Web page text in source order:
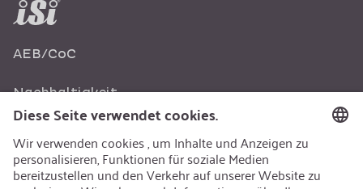
AEB/CoC
Nachhaltigkeit
Recycling
Nachhaltigkeit
Karriere